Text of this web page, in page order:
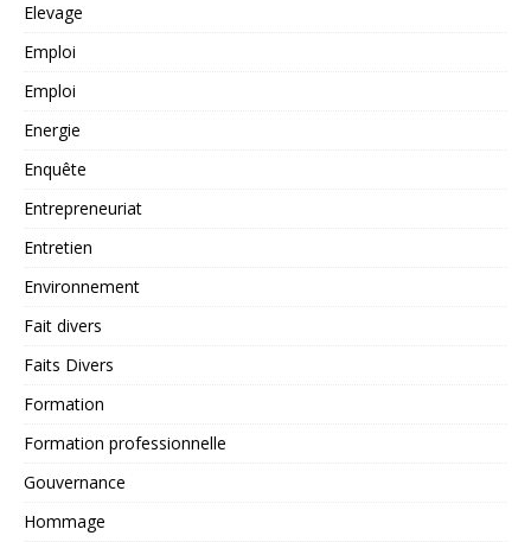
Elevage
Emploi
Emploi
Energie
Enquête
Entrepreneuriat
Entretien
Environnement
Fait divers
Faits Divers
Formation
Formation professionnelle
Gouvernance
Hommage